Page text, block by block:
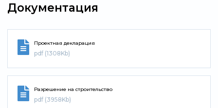
Документация
Проектная декларация
pdf (1308Kb)
Разрешение на строительство
pdf (3958Kb)